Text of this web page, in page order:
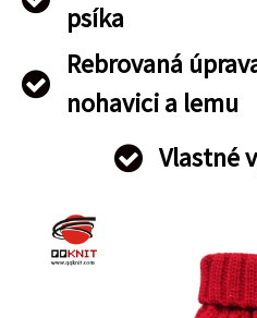
psíka
Rebrovaná
nohavici a lemu
Vlastné